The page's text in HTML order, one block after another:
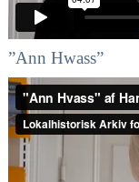
”Ann Hwass”